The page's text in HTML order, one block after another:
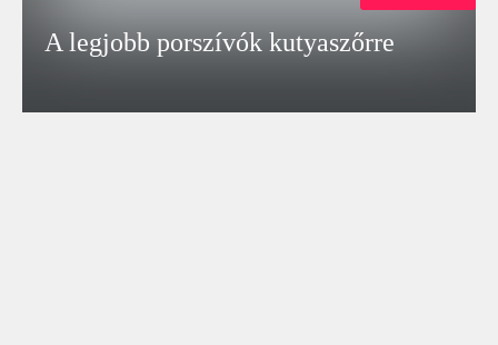
A legjobb porszívók kutyaszőrre